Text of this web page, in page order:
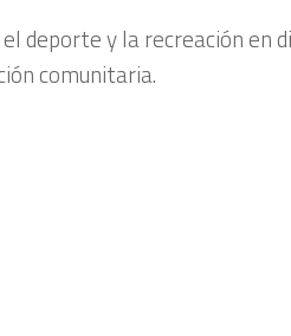
deporte y la recreación en
comunitaria.